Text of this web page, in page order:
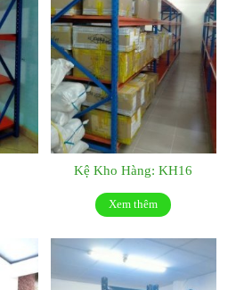
Kệ Kho Hàng: KH16
Xem thêm